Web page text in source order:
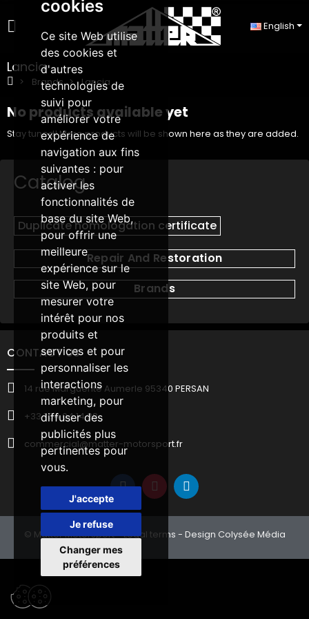
cookies
Ce site Web utilise
des cookies et
d'autres
technologies de
suivi pour
améliorer votre
expérience de
navigation aux fins
suivantes : pour
activer les
fonctionnalités de
base du site Web,
pour offrir une
meilleure
expérience sur le
site Web,pour
mesurer votre
intérêt pour nos
produits et
services et pour
personnaliser les
interactions
marketing, pour
diffuser des
publicités plus
pertinentes pour
vous.
J'accepte
Je refuse
Changer mes
préférences
English
Lancia
Brands Lancia
Catalog
Duplicate homologation certificate
Repair And Restoration
Brands
No products available yet
Stay tuned! More products will be shown here as they are added.
CONTACT US
14 rue Marguerite Aumerle 95340 PERSAN
+33 1 34 04 14 28
commercial@matter-motorsport.fr
© Matter Motorsport -Legal terms - Design Colysée Média